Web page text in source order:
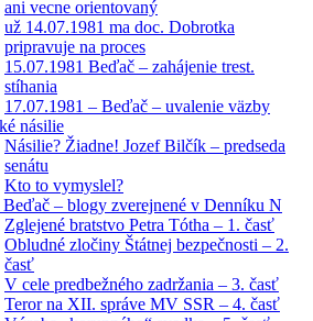
ani vecne orientovaný
už 14.07.1981 ma doc. Dobrotka
pripravuje na proces
15.07.1981 Beďač – zahájenie trest.
stíhania
17.07.1981 – Beďač – uvalenie väzby
násilie
Násilie? Žiadne! Jozef Bilčík – predseda
senátu
Kto to vymyslel?
Beďač – blogy zverejnené v Denníku N
Zglejené bratstvo Petra Tótha – 1. časť
Obludné zločiny Štátnej bezpečnosti – 2.
časť
V cele predbežného zadržania – 3. časť
Teror na XII. správe MV SSR – 4. časť